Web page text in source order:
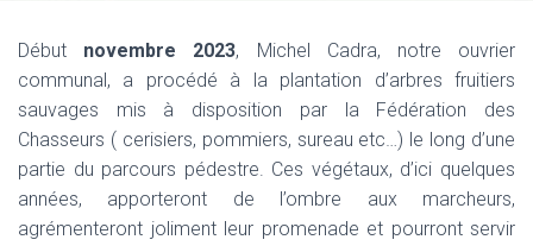
Début novembre 2023, Michel Cadra, notre ouvrier
communal, a procédé à la plantation d’arbres fruitiers
sauvages mis à disposition par la Fédération des
Chasseurs ( cerisiers, pommiers, sureau etc…) le long d’une
partie du parcours pédestre. Ces végétaux, d’ici quelques
années, apporteront de l’ombre aux marcheurs,
agrémenteront joliment leur promenade et pourront servir